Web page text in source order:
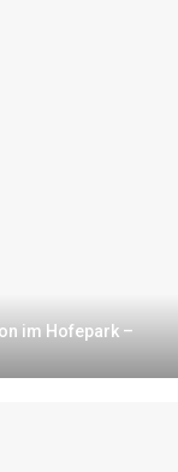
im Hofepark –